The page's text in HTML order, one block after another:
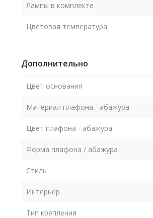
Лампы в комплекте
Цветовая температура
Дополнительно
Цвет основания
Материал плафона - абажура
Цвет плафона - абажура
Форма плафона / абажура
Стиль
Интерьер
Тип крепления